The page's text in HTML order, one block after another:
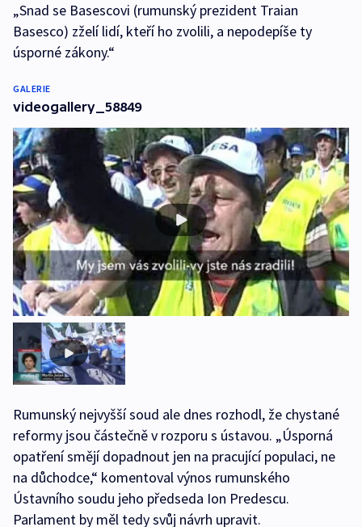
„Snad se Basescovi (rumunský prezident Traian
Basesco) zželí lidí, kteří ho zvolili, a nepodepíše ty
úsporné zákony.“
GALERIE
videogallery_58849
Rumunský nejvyšší soud ale dnes rozhodl, že chystané
reformy jsou částečně v rozporu s ústavou. „Úsporná
opatření smějí dopadnout jen na pracující populaci, ne
na důchodce,“ komentoval výnos rumunského
Ústavního soudu jeho předseda Ion Predescu.
Parlament by měl tedy svůj návrh upravit.